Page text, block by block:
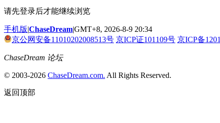
请先登录后才能继续浏览
手机版|ChaseDream|GMT+8, 2026-8-9 20:34
京公网安备11010202008513号 京ICP证101109号 京ICP备
ChaseDream 论坛
© 2003-2026 ChaseDream.com. All Rights Reserved.
返回顶部